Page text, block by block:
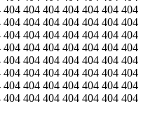
404 404 404 404 404 404
404 404 404 404 404 404
404 404 404 404 404 404
404 404 404 404 404 404
404 404 404 404 404 404
404 404 404 404 404 404
404 404 404 404 404 404
404 404 404 404 404 404